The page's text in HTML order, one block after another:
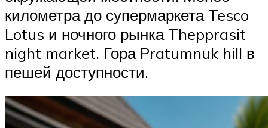
километра до супермаркета Tesco
Lotus и ночного рынка Thepprasit
night market. Гора Pratumnuk hill в
пешей доступности.